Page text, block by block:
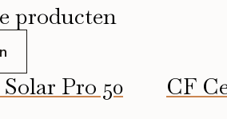
producten
Pro 50 CF